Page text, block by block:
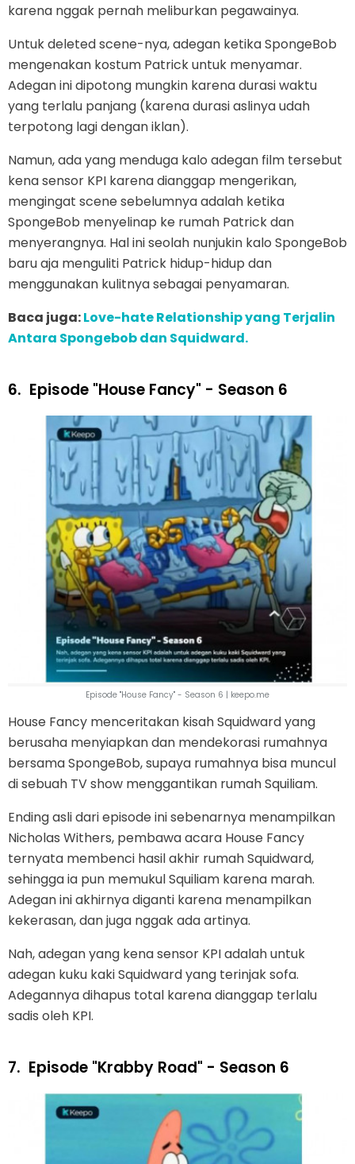
karena nggak pernah meliburkan pegawainya.
Untuk deleted scene-nya, adegan ketika SpongeBob
mengenakan kostum Patrick untuk menyamar.
Adegan ini dipotong mungkin karena durasi waktu
yang terlalu panjang (karena durasi aslinya udah
terpotong lagi dengan iklan).
Namun, ada yang menduga kalo adegan film tersebut
kena sensor KPI karena dianggap mengerikan,
mengingat scene sebelumnya adalah ketika
SpongeBob menyelinap ke rumah Patrick dan
menyerangnya. Hal ini seolah nunjukin kalo SpongeBob
baru aja menguliti Patrick hidup-hidup dan
menggunakan kulitnya sebagai penyamaran.
Baca juga:Love-hate Relationship yang Terjalin
Antara Spongebob dan Squidward.
6. Episode "House Fancy" - Season 6
Episode "House Fancy" - Season 6 | keepo.me
House Fancy menceritakan kisah Squidward yang
berusaha menyiapkan dan mendekorasi rumahnya
bersama SpongeBob, supaya rumahnya bisa muncul
di sebuah TV show menggantikan rumah Squiliam.
Ending asli dari episode ini sebenarnya menampilkan
Nicholas Withers, pembawa acara House Fancy
ternyata membenci hasil akhir rumah Squidward,
sehingga ia pun memukul Squiliam karena marah.
Adegan ini akhirnya diganti karena menampilkan
kekerasan, dan juga nggak ada artinya.
Nah, adegan yang kena sensor KPI adalah untuk
adegan kuku kaki Squidward yang terinjak sofa.
Adegannya dihapus total karena dianggap terlalu
sadis oleh KPI.
7. Episode "Krabby Road" - Season 6